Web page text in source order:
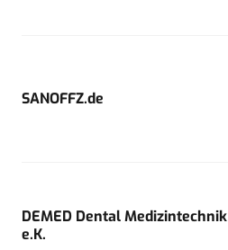
SANOFFZ.de
DEMED Dental Medizintechnik
e.K.